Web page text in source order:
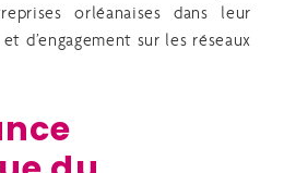
orléanaises dans leur
d’engagement sur les réseaux